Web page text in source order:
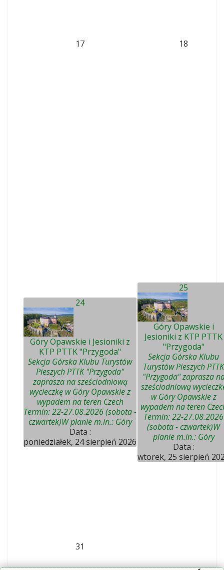
17 18
24
Góry Opawskie i Jesioniki z
KTP PTTK "Przygoda"
Sekcja Górska Klubu Turystów
Pieszych PTTK "Przygoda"
zaprasza na sześciodniową
wycieczkę w Góry Opawskie z
wypadem na teren Czech
Termin: 22-27.08.2026 (sobota -
czwartek)W planie m.in.: Góry
Data :
poniedziałek, 24 sierpień 2026
25
Góry Opawskie i
Jesioniki z KTP PTTK
"Przygoda"
Sekcja Górska Klubu
Turystów Pieszych PTTK
"Przygoda" zaprasza
sześciodniową
w Góry Opawskie z
wypadem na teren
Termin: 22-27.08.2026
(sobota - czwartek)W
planie m.in.: Góry
Data :
wtorek, 25 sierpień
31